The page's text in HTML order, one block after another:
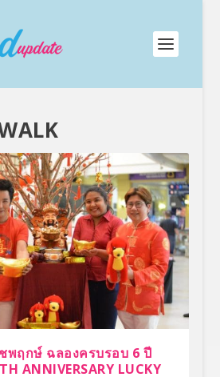
ชพฤกษ์ ฉลองครบรอบ 6 ปี
ANNIVERSARY LUCKY